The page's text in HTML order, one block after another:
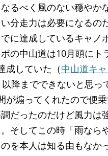
るべく風のない穏やか
分走力は必要になるの
に達成しているキャノ
の中山道は10月頭にト
成していた（中山道キ
降までできないと思っ
が煽ってくれたので便
だったのだけど風力は
そしてこの時「雨なら
を本人は知る由もなかっ